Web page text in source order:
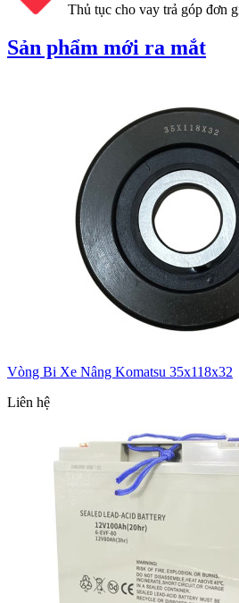
Thủ tục cho vay trả góp đơn
Sản phẩm mới ra mắt
Vòng Bi Xe Nâng Komatsu 35x118x32
Liên hệ